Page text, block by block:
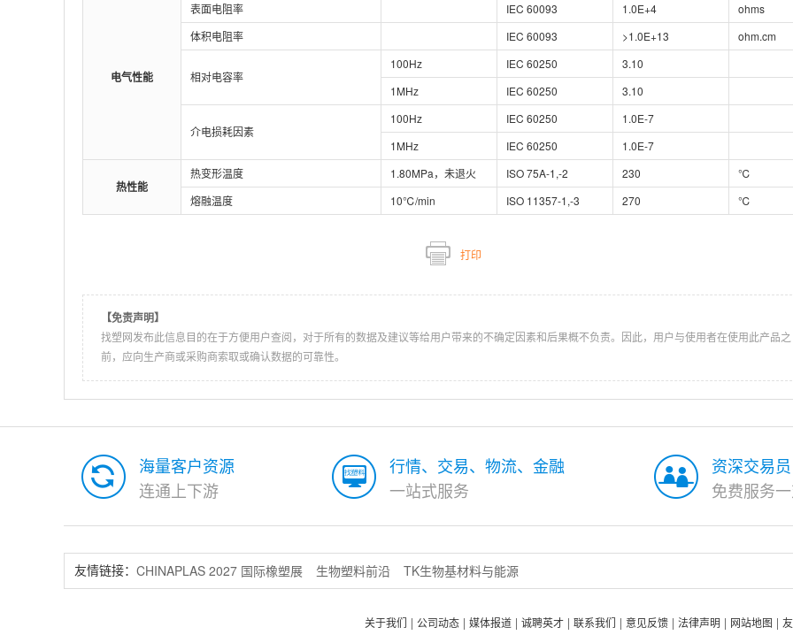
电气性能
表面电阻率 IEC 60093 1.0E+4
ohms
体积电阻率
IEC 60093 >1.0E+13 ohm.cm
相对电容率
100Hz IEC 60250
3.10
1MHz
IEC 60250 3.10
介电损耗因素
100Hz IEC 60250
1.0E-7
1MHz
IEC 60250 1.0E-7
热性能
热变形温度 1.80MPa，未退火 ISO 75A-1,-2 230
℃
熔融温度
10℃/min ISO 11357-1,-3 270 ℃
打印
【免责声明】
找塑网发布此信息目的在于方便用户查阅，对于所有的数据及建议等给用户带来的不确定因素和后果概不负责。因此，用户与使用者在使用此产品之
前，应向生产商或采购商索取或确认数据的可靠性。
海量客户资源
连通上下游
行情、交易、物流、金融
一站式服务
资深交易员
免费服务
友情链接： CHINAPLAS 2027 国际橡塑展 生物塑料前沿 TK生物基材料与能源
关于我们 公司动态 媒体报道 诚聘英才 联系我们 意见反馈 法律声明 网站地图